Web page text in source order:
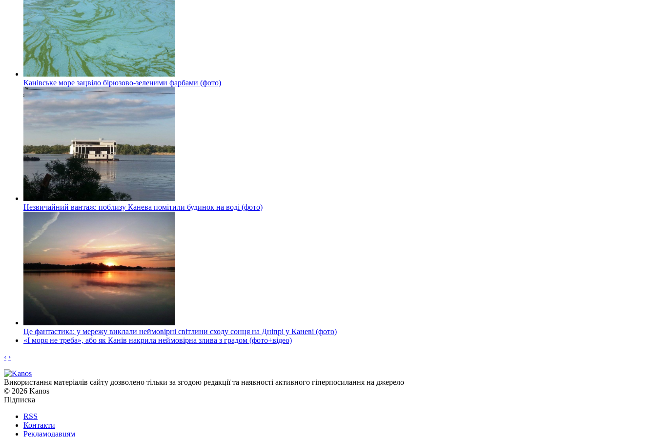
Канівське море зацвіло бірюзово-зеленими фарбами (фото)
Незвичайний вантаж: поблизу Канева помітили будинок на воді (фото)
Це фантастика: у мережу виклали неймовірні світлини сходу сонця на Дніпрі у Каневі (фото)
«І моря не треба», або як Канів накрила неймовірна злива з градом (фото+відео)
‹ ›
Використання матеріалів сайту дозволено тільки за згодою редакції та наявності активного гіперпосилання на джерело
© 2026 Kanos
Підписка
RSS
Контакти
Рекламодавцям